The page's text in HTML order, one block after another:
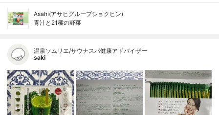
Asahi(アサヒグループショクヒン)
青汁と21種の野菜
温泉ソムリエ/サウナスパ健康アドバイザー
saki